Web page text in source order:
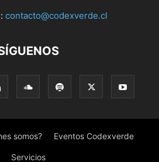
contacto@codexverde.cl
somos? Eventos Codexverde
Servicios